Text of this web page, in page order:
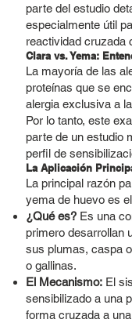
parte del estudio
especialmente útil
reactividad cruzada
Clara vs. Yema:
La mayoría de las
proteínas que se
alergia exclusiva a
Por lo tanto, este
parte de un estudio
perfil de
La Aplicación
La principal razón
yema de huevo es el
¿Qué es?Es una
primero desarrollan
sus plumas, caspa
o gallinas.
El Mecanismo:El
sensibilizado a una
forma cruzada a